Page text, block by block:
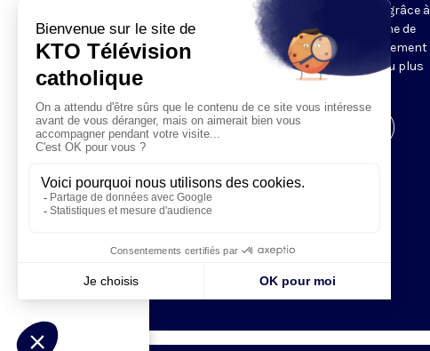
les vêpres en direct de Saint-Germain grâce à
une technologie innovante : un système de
captation multicaméra en direct totalement
automatisé, qui offre une réalisation au plus
près de la célébration.
Visiter la page de l'émission